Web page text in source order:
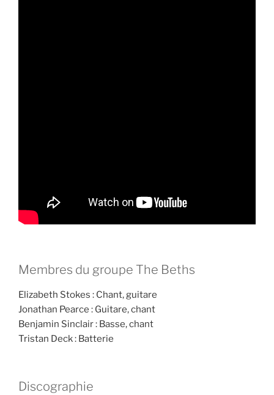
Membres du groupe The Beths
Elizabeth Stokes : Chant, guitare
Jonathan Pearce : Guitare, chant
Benjamin Sinclair : Basse, chant
Tristan Deck : Batterie
Discographie